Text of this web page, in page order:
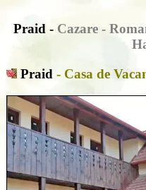
Praid - Cazare -
Praid - Casa de